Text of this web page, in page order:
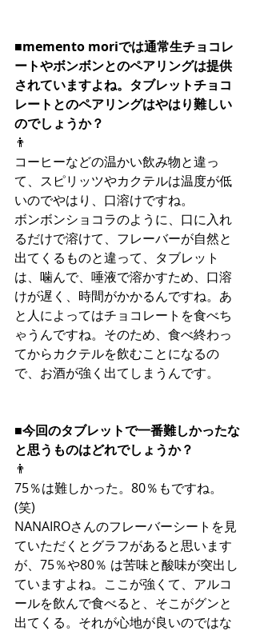
■memento moriでは通常生チョコレ
ートやボンボンとのペアリングは提供
されていますよね。タブレットチョコ
レートとのペアリングはやはり難しい
のでしょうか？
👨
コーヒーなどの温かい飲み物と違っ
て、スピリッツやカクテルは温度が低
いのでやはり、口溶けですね。
ボンボンショコラのように、口に入れ
るだけで溶けて、フレーバーが自然と
出てくるものと違って、タブレット
は、噛んで、唾液で溶かすため、口溶
けが遅く、時間がかかるんですね。あ
と人によってはチョコレートを食べち
ゃうんですね。そのため、食べ終わっ
てからカクテルを飲むことになるの
で、お酒が強く出てしまうんです。
■今回のタブレットで一番難しかったな
と思うものはどれでしょうか？
👨
75％は難しかった。80％もですね。
(笑)
NANAIROさんのフレーバーシートを見
ていただくとグラフがあると思います
が、75％や80％ は苦味と酸味が突出し
ていますよね。ここが強くて、アルコ
ールを飲んで食べると、そこがグンと
出てくる。それが心地が良いのではな